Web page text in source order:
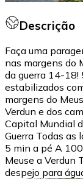
Descrição
Faça uma
nas margens do
da guerra 14-18!
estabilizados
margens do
Verdun e dos
Capital Mundial
Guerra Todas as
5 min a pé A
Meuse a Verdun
despejo para